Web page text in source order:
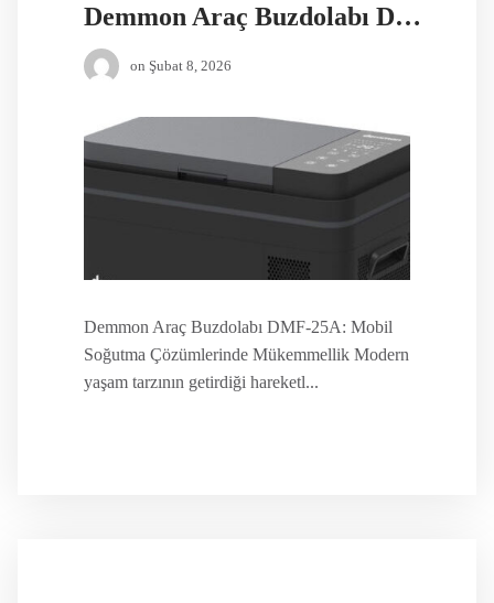
Demmon Araç Buzdolabı DMF-25A
on Şubat 8, 2026
Demmon Araç Buzdolabı DMF-25A: Mobil
Soğutma Çözümlerinde Mükemmellik Modern
yaşam tarzının getirdiği hareketl...